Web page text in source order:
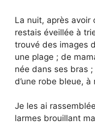
La nuit, après avoir
restais éveillée à
trouvé des images
une plage ; de
née dans ses bras
d’une robe bleue, à
Je les ai
larmes brouillant